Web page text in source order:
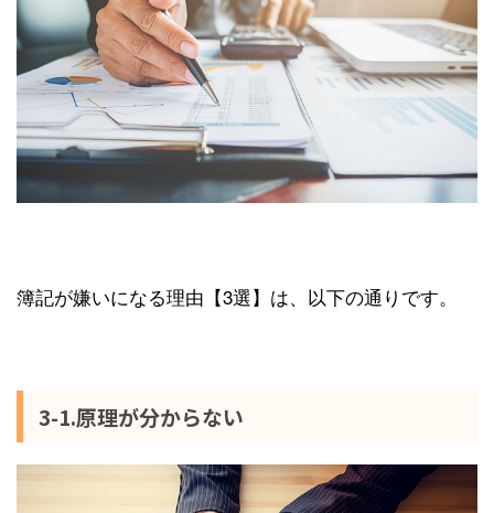
簿記が嫌いになる理由【3選】は、以下の通りです。
3-1.原理が分からない